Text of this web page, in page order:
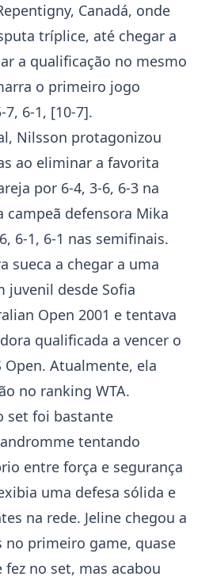
Canadá, onde
tríplice, até chegar a
a qualificação no mesmo
o primeiro jogo
6-1, [10-7].
Nilsson protagonizou
ao eliminar a favorita
por 6-4, 3-6, 6-3 na
campeã defensora Mika
6-1, 6-1 nas semifinais.
sueca a chegar a uma
juvenil desde Sofia
Open 2001 e tentava
qualificada a vencer o
Atualmente, ela
no ranking WTA.
set foi bastante
tentando
entre força e segurança
uma defesa sólida e
na rede. Jeline chegou a
no primeiro game, quase
no set, mas acabou